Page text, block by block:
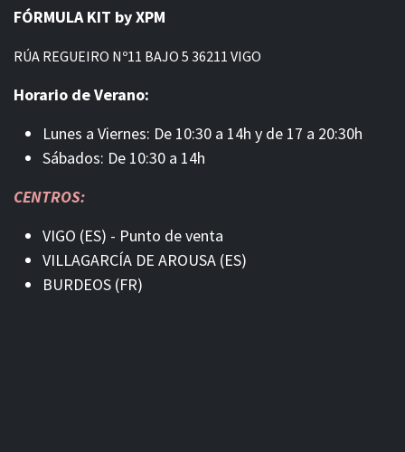
FÓRMULA KIT by XPM
RÚA REGUEIRO Nº11 BAJO 5 36211 VIGO
Horario de Verano:
Lunes a Viernes: De 10:30 a 14h y de 17 a 20:30h
Sábados: De 10:30 a 14h
CENTROS:
VIGO (ES) - Punto de venta
VILLAGARCÍA DE AROUSA (ES)
BURDEOS (FR)